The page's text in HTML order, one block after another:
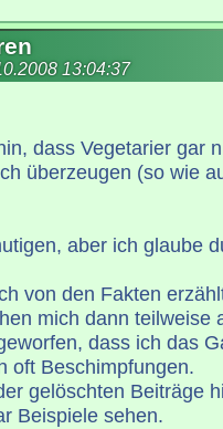
13:04:37
dass Vegetarier gar
überzeugen (so wie
aber ich glaube
von den Fakten
mich dann teilweise
dass ich das
oft Beschimpfungen.
gelöschten Beiträge
Beispiele sehen.